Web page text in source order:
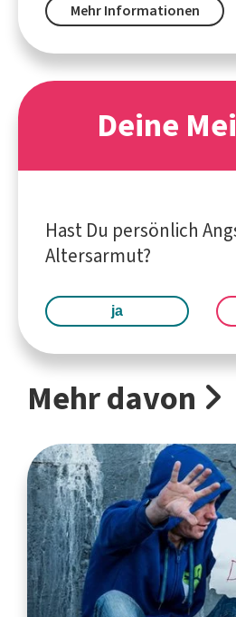
Mehr Informationen
Deine
Hast Du persönlich
Altersarmut?
ja
Mehr davon